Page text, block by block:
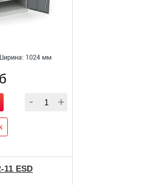
1024 мм
11 ESD